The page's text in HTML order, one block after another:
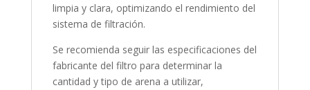
limpia y clara, optimizando el rendimiento del
sistema de filtración.
Se recomienda seguir las especificaciones del
fabricante del filtro para determinar la
cantidad y tipo de arena a utilizar,